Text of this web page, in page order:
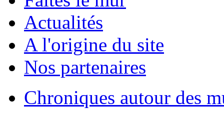
Actualités
A l'origine du site
Nos partenaires
Chroniques autour des